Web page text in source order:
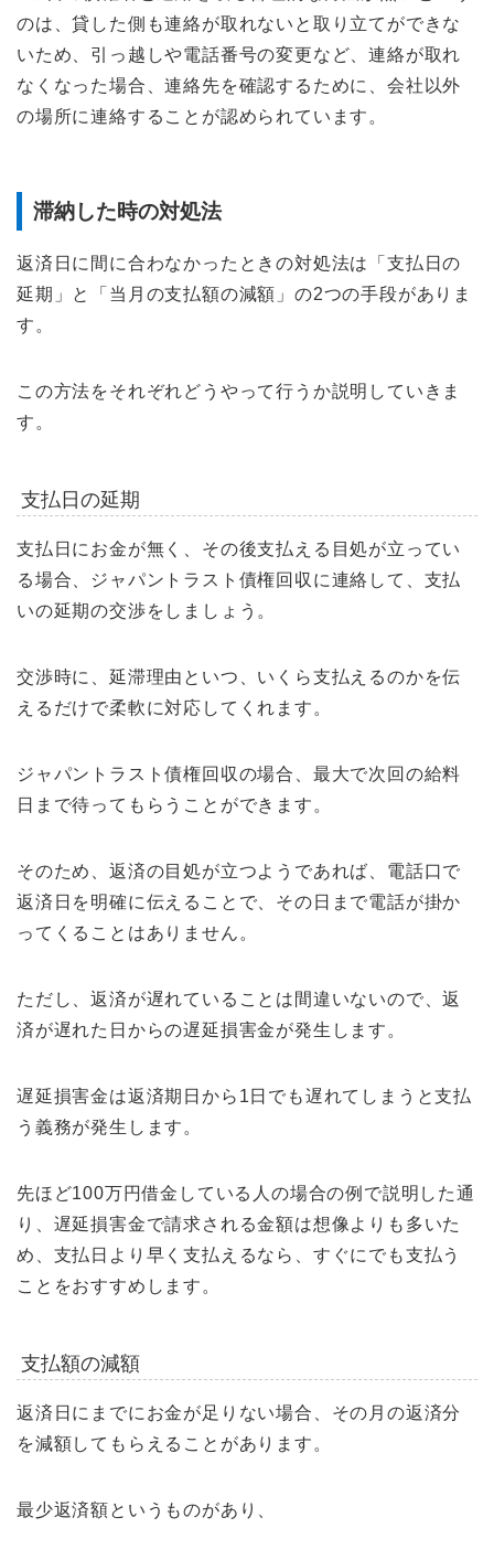
のは、貸した側も連絡が取れないと取り立てができな
いため、引っ越しや電話番号の変更など、連絡が取れ
なくなった場合、連絡先を確認するために、会社以外
の場所に連絡することが認められています。
滞納した時の対処法
返済日に間に合わなかったときの対処法は「支払日の
延期」と「当月の支払額の減額」の2つの手段がありま
す。
この方法をそれぞれどうやって行うか説明していきま
す。
支払日の延期
支払日にお金が無く、その後支払える目処が立ってい
る場合、ジャパントラスト債権回収に連絡して、支払
いの延期の交渉をしましょう。
交渉時に、延滞理由といつ、いくら支払えるのかを伝
えるだけで柔軟に対応してくれます。
ジャパントラスト債権回収の場合、最大で次回の給料
日まで待ってもらうことができます。
そのため、返済の目処が立つようであれば、電話口で
返済日を明確に伝えることで、その日まで電話が掛か
ってくることはありません。
ただし、返済が遅れていることは間違いないので、返
済が遅れた日からの遅延損害金が発生します。
遅延損害金は返済期日から1日でも遅れてしまうと支払
う義務が発生します。
先ほど100万円借金している人の場合の例で説明した通
り、遅延損害金で請求される金額は想像よりも多いた
め、支払日より早く支払えるなら、すぐにでも支払う
ことをおすすめします。
支払額の減額
返済日にまでにお金が足りない場合、その月の返済分
を減額してもらえることがあります。
最少返済額というものがあり、